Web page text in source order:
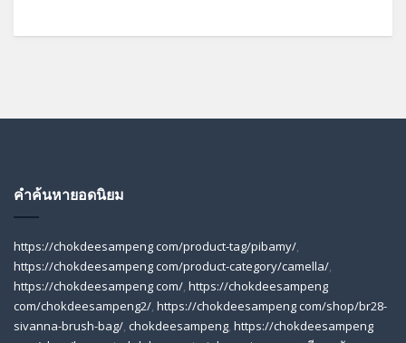
คำค้นหายอดนิยม
https://chokdeesampeng com/product-tag/pibamy/,
https://chokdeesampeng com/product-category/camella/,
https://chokdeesampeng com/, https://chokdeesampeng
com/chokdeesampeng2/, https://chokdeesampeng com/shop/br28-
sivanna-brush-bag/, chokdeesampeng, https://chokdeesampeng